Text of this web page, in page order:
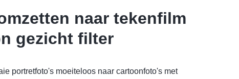
naar tekenfilm
gezicht filter
portretfoto's moeiteloos naar cartoonfoto's met